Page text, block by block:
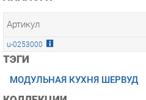
u-0253000
ТЭГИ
МОДУЛЬНАЯ КУХНЯ ШЕРВУД
КОЛЛЕКЦИИ
ГОТОВЫЕ КОМПЛЕКТЫ ШЕРВУД